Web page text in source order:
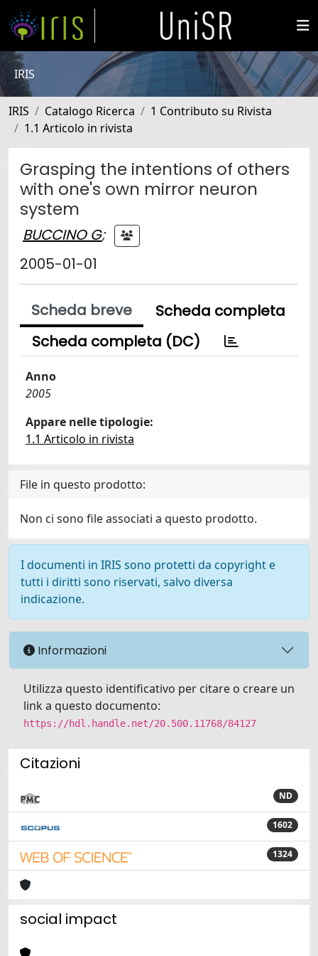
IRIS
IRIS Catalogo Ricerca
1 Contributo su Rivista
1.1 Articolo in rivista
Grasping the intentions of others
with one's own mirror neuron
system
BUCCINO G;
2005-01-01
Scheda breve
Scheda completa
Scheda completa (DC)
Anno
2005
Appare nelle tipologie:
1.1 Articolo in rivista
File in questo prodotto:
Non ci sono file associati a questo prodotto.
I documenti in IRIS sono protetti da copyright e
tutti i diritti sono riservati, salvo diversa
indicazione.
Informazioni
Utilizza questo identificativo per citare o creare un
link a questo documento:
https://hdl.handle.net/20.500.11768/84127
Citazioni
ND
1602
1324
social impact